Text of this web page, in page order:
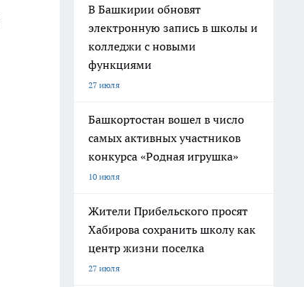
В Башкирии обновят
электронную запись в школы и
колледжи с новыми
функциями
27 июля
Башкортостан вошел в число
самых активных участников
конкурса «Родная игрушка»
10 июля
Жители Прибельского просят
Хабирова сохранить школу как
центр жизни поселка
27 июля